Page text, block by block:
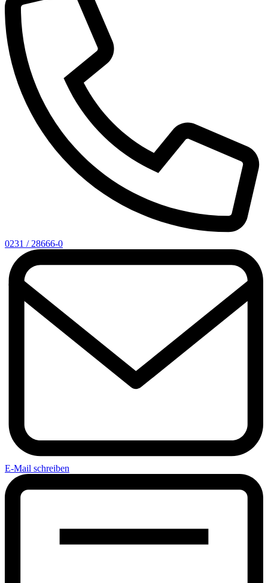
0231 / 28666-0
E-Mail schreiben